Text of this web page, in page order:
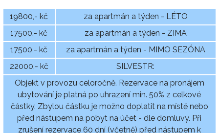
19800,- kč
za apartmán a týden - LÉTO
17500,- kč
za apartmán a týden - ZIMA
17500,- kč
za apartmán a týden - MIMO SEZÓNA
22000,- kč
SILVESTR:
Objekt v provozu celoročně. Rezervace na pronájem
ubytování je platná po uhrazení min. 50% z celkové
částky. Zbylou částku je možno doplatit na místě nebo
před nástupem na pobyt na účet - dle domluvy. Při
zrušení rezervace 60 dní (včetně) před nástupem k